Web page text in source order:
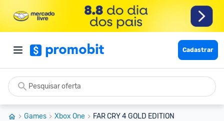
Cadastrar
Games Xbox One FAR CRY 4 GOLD EDITION